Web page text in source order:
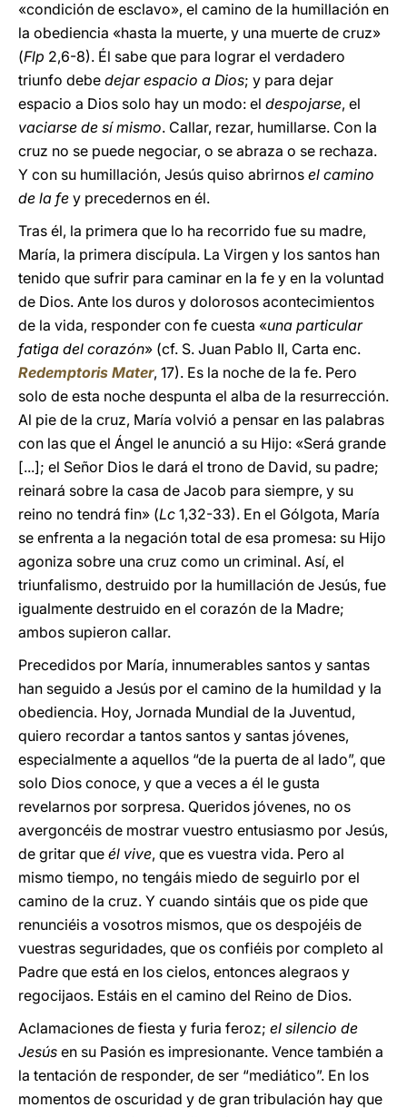
«condición de esclavo», el camino de la humillación en
la obediencia «hasta la muerte, y una muerte de cruz»
(Flp 2,6-8). Él sabe que para lograr el verdadero
triunfo debe dejar espacio a Dios; y para dejar
espacio a Dios solo hay un modo: el despojarse, el
vaciarse de sí mismo. Callar, rezar, humillarse. Con la
cruz no se puede negociar, o se abraza o se rechaza.
Y con su humillación, Jesús quiso abrirnos el camino
de la fe y precedernos en él.
Tras él, la primera que lo ha recorrido fue su madre,
María, la primera discípula. La Virgen y los santos han
tenido que sufrir para caminar en la fe y en la voluntad
de Dios. Ante los duros y dolorosos acontecimientos
de la vida, responder con fe cuesta «una particular
fatiga del corazón» (cf. S. Juan Pablo II, Carta enc.
Redemptoris Mater, 17). Es la noche de la fe. Pero
solo de esta noche despunta el alba de la resurrección.
Al pie de la cruz, María volvió a pensar en las palabras
con las que el Ángel le anunció a su Hijo: «Será grande
[...]; el Señor Dios le dará el trono de David, su padre;
reinará sobre la casa de Jacob para siempre, y su
reino no tendrá fin» (Lc 1,32-33). En el Gólgota, María
se enfrenta a la negación total de esa promesa: su Hijo
agoniza sobre una cruz como un criminal. Así, el
triunfalismo, destruido por la humillación de Jesús, fue
igualmente destruido en el corazón de la Madre;
ambos supieron callar.
Precedidos por María, innumerables santos y santas
han seguido a Jesús por el camino de la humildad y la
obediencia. Hoy, Jornada Mundial de la Juventud,
quiero recordar a tantos santos y santas jóvenes,
especialmente a aquellos “de la puerta de al lado”, que
solo Dios conoce, y que a veces a él le gusta
revelarnos por sorpresa. Queridos jóvenes, no os
avergoncéis de mostrar vuestro entusiasmo por Jesús,
de gritar que él vive, que es vuestra vida. Pero al
mismo tiempo, no tengáis miedo de seguirlo por el
camino de la cruz. Y cuando sintáis que os pide que
renunciéis a vosotros mismos, que os despojéis de
vuestras seguridades, que os confiéis por completo al
Padre que está en los cielos, entonces alegraos y
regocijaos. Estáis en el camino del Reino de Dios.
Aclamaciones de fiesta y furia feroz; el silencio de
Jesús en su Pasión es impresionante. Vence también a
la tentación de responder, de ser “mediático”. En los
momentos de oscuridad y de gran tribulación hay que